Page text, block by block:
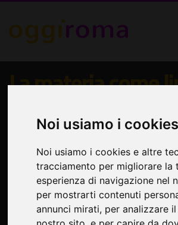
Noi usiamo i cookies
Noi usiamo i cookies e altre
tracciamento per migliorare la
esperienza di navigazione nel
per mostrarti contenuti
annunci mirati, per analizzare
La materia come
Mostra monografica di Riccardo Zancano